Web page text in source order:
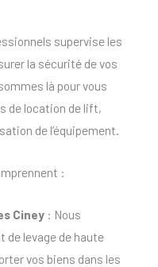
supervise les
la sécurité de vos
là pour vous
de location de lift,
de l’équipement.
:
Ciney: Nous
de levage de haute
vos biens dans les